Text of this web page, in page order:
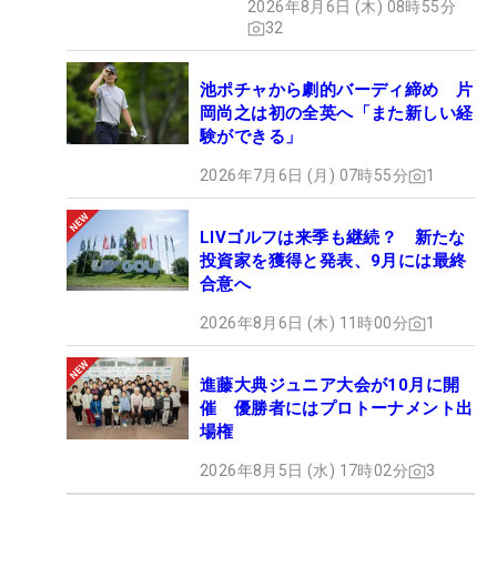
2026年8月6日 (木) 08時55分
32
池ポチャから劇的バーディ締め 片
岡尚之は初の全英へ「また新しい経
験ができる」
2026年7月6日 (月) 07時55分 1
LIVゴルフは来季も継続？ 新たな
投資家を獲得と発表、9月には最終
合意へ
2026年8月6日 (木) 11時00分 1
進藤大典ジュニア大会が10月に開
催 優勝者にはプロトーナメント出
場権
2026年8月5日 (水) 17時02分 3